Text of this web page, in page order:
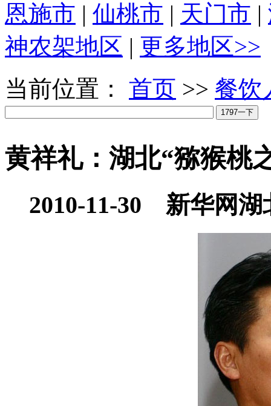
恩施市 | 仙桃市 | 天门市 |
神农架地区 | 更多地区>>
当前位置： 首页 >> 餐饮
黄祥礼：湖北“猕猴桃
2010-11-30 新华网